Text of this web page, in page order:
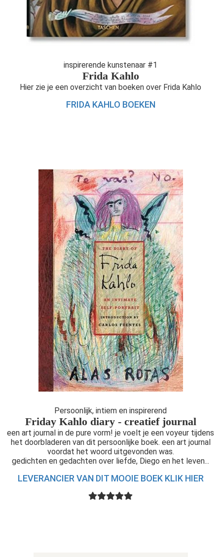
inspirerende kunstenaar #1
Frida Kahlo
Hier zie je een overzicht van boeken over Frida Kahlo
FRIDA KAHLO BOEKEN
Persoonlijk, intiem en inspirerend
Friday Kahlo diary - creatief journal
een art journal in de pure vorm! je voelt je een voyeur tijdens
het doorbladeren van dit persoonlijke boek. een art journal
voordat het woord uitgevonden was.
gedichten en gedachten over liefde, Diego en het leven...
LEVERANCIER VAN DIT MOOIE BOEK KLIK HIER